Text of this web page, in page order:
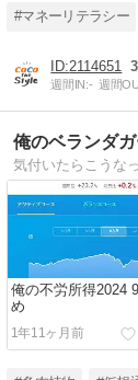
#マネーリテラシー
2114651 3
週間IN:- 週間
俺のベランダ
気付いたらこうな
俺の不労所得2024
め
1年11ヶ月前